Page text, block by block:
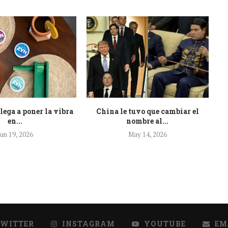
a poner la vibra
en...
19, 2026
China le tuvo que cambiar el
nombre al...
May 14, 2026
INSTAGRAM YOUTUBE